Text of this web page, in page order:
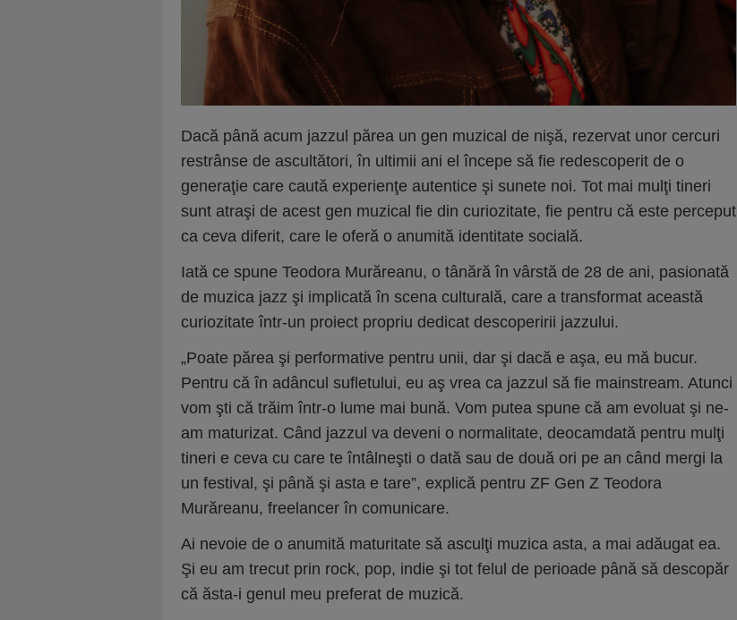
Dacă până acum jazzul părea un gen muzical de nişă, rezervat unor cercuri
restrânse de ascultători, în ultimii ani el începe să fie redescoperit de o
generaţie care caută experienţe autentice şi sunete noi. Tot mai mulţi tineri
sunt atraşi de acest gen muzical fie din curiozitate, fie pentru că este perceput
ca ceva diferit, care le oferă o anumită identitate socială.
Iată ce spune Teodora Murăreanu, o tânără în vârstă de 28 de ani, pasionată
de muzica jazz şi implicată în scena culturală, care a transformat această
curiozitate într-un proiect propriu dedicat descoperirii jazzului.
„Poate părea şi performative pentru unii, dar şi dacă e aşa, eu mă bucur.
Pentru că în adâncul sufletului, eu aş vrea ca jazzul să fie mainstream. Atunci
vom şti că trăim într-o lume mai bună. Vom putea spune că am evoluat şi ne-
am maturizat. Când jazzul va deveni o normalitate, deocamdată pentru mulţi
tineri e ceva cu care te întâlneşti o dată sau de două ori pe an când mergi la
un festival, şi până şi asta e tare”, explică pentru ZF Gen Z Teodora
Murăreanu, freelancer în comunicare.
Ai nevoie de o anumită maturitate să asculţi muzica asta, a mai adăugat ea.
Şi eu am trecut prin rock, pop, indie şi tot felul de perioade până să descopăr
că ăsta-i genul meu preferat de muzică.